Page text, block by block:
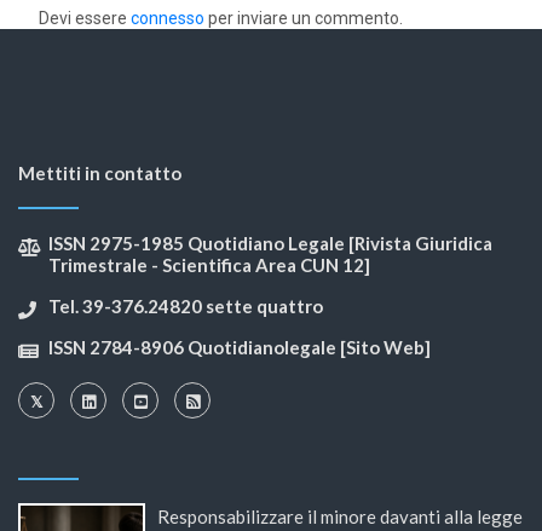
Devi essereconnesso per inviare un commento.
Mettiti in contatto
ISSN 2975-1985 Quotidiano Legale [Rivista Giuridica
Trimestrale - Scientifica Area CUN 12]
Tel. 39-376.24820 sette quattro
ISSN 2784-8906 Quotidianolegale [Sito Web]
Responsabilizzare il minore davanti alla legge